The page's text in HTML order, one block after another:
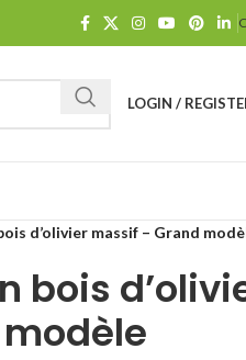
LOGIN /
d’olivier massif – Grand
bois